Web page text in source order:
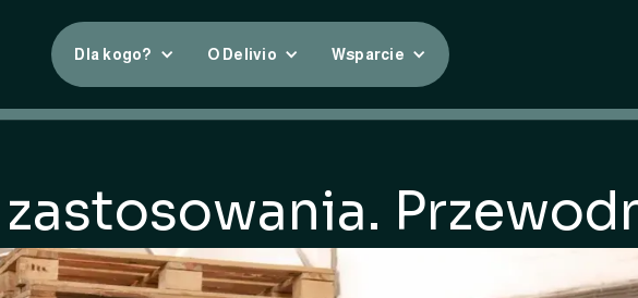
Dla kogo? O Delivio Wsparcie